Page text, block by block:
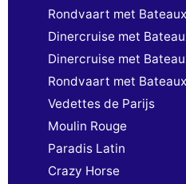
Rondvaart met
Dinercruise met
Dinercruise met
Rondvaart met
Vedettes de Parijs
Moulin Rouge
Paradis Latin
Crazy Horse